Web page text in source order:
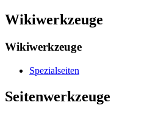
Wikiwerkzeuge
Wikiwerkzeuge
Spezialseiten
Seitenwerkzeuge